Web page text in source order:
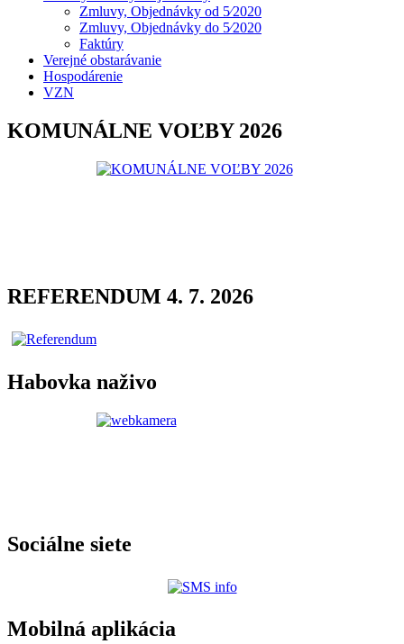
Zmluvy, Objednávky od 5⁄2020
Zmluvy, Objednávky do 5⁄2020
Faktúry
Verejné obstarávanie
Hospodárenie
VZN
KOMUNÁLNE VOĽBY 2026
REFERENDUM 4. 7. 2026
Habovka naživo
Sociálne siete
Mobilná aplikácia